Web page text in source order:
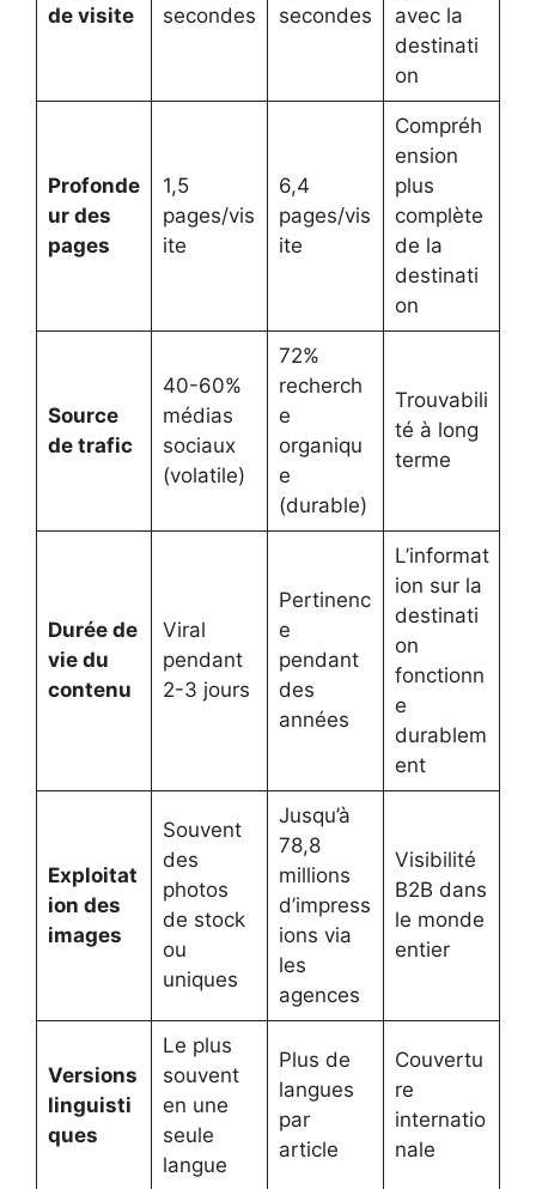
de visite
secondes
secondes
avec la
destinati
on
Profonde
ur des
pages
1,5
pages/vis
ite
6,4
pages/vis
ite
Compréh
ension
plus
complète
de la
destinati
on
Source
de trafic
40-60%
médias
sociaux
(volatile)
72%
recherch
e
organiqu
e
(durable)
Trouvabili
té à long
terme
Durée de
vie du
contenu
Viral
pendant
2-3 jours
Pertinenc
e
pendant
des
années
L’informat
ion sur la
destinati
on
fonctionn
e
durablem
ent
Exploitat
ion des
images
Souvent
des
photos
de stock
ou
uniques
Jusqu’à
78,8
millions
d’impress
ions via
les
agences
Visibilité
B2B dans
le monde
entier
Versions
linguisti
ques
Le plus
souvent
en une
seule
langue
Plus de
langues
par
article
Couvertu
re
internatio
nale